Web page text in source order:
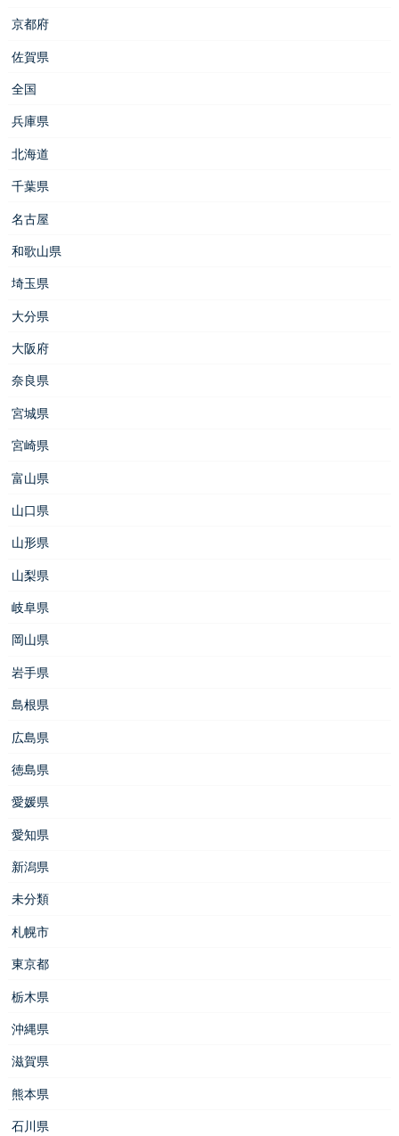
京都府
佐賀県
全国
兵庫県
北海道
千葉県
名古屋
和歌山県
埼玉県
大分県
大阪府
奈良県
宮城県
宮崎県
富山県
山口県
山形県
山梨県
岐阜県
岡山県
岩手県
島根県
広島県
徳島県
愛媛県
愛知県
新潟県
未分類
札幌市
東京都
栃木県
沖縄県
滋賀県
熊本県
石川県